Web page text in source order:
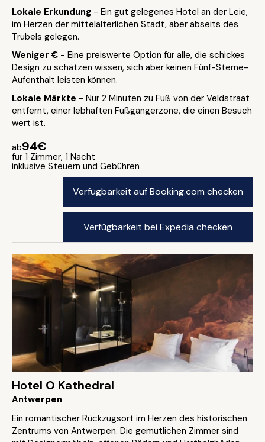
Lokale Erkundung - Ein gut gelegenes Hotel an der Leie,
im Herzen der mittelalterlichen Stadt, aber abseits des
Trubels gelegen.
Weniger € - Eine preiswerte Option für alle, die schickes
Design zu schätzen wissen, sich aber keinen Fünf-Sterne-
Aufenthalt leisten können.
Lokale Märkte - Nur 2 Minuten zu Fuß von der Veldstraat
entfernt, einer lebhaften Fußgängerzone, die einen Besuch
wert ist.
ab94€
für 1 Zimmer, 1 Nacht
inklusive Steuern und Gebühren
Verfügbarkeit auf Booking.com checken
Verfügbarkeit bei Expedia checken
Hotel O Kathedral
Antwerpen
Ein romantischer Rückzugsort im Herzen des historischen
Zentrums von Antwerpen. Die gemütlichen Zimmer sind